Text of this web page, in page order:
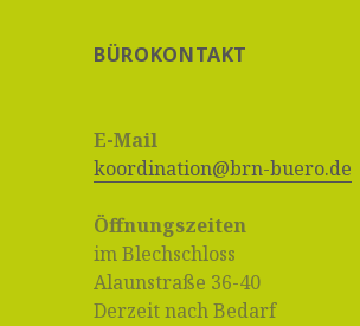
BÜROKONTAKT
E-Mail
koordination@brn-buero.de
Öffnungszeiten
im Blechschloss
Alaunstraße 36-40
Derzeit nach Bedarf